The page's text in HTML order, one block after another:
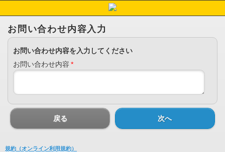
お問い合わせ内容入力
お問い合わせ内容を入力してください
お問い合わせ内容 *
戻る 次へ
規約（オンライン利用規約）